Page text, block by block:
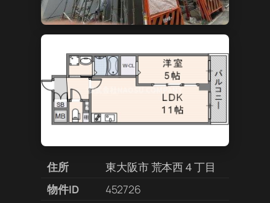
住所
東大阪市 荒本西４丁目
物件ID
452726